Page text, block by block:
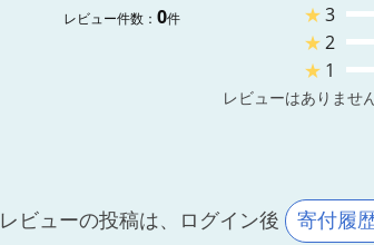
レビュー件数： 0件
★3
★2
★ 1
レビューはありません
レビューの投稿は、ログイン後 寄付履